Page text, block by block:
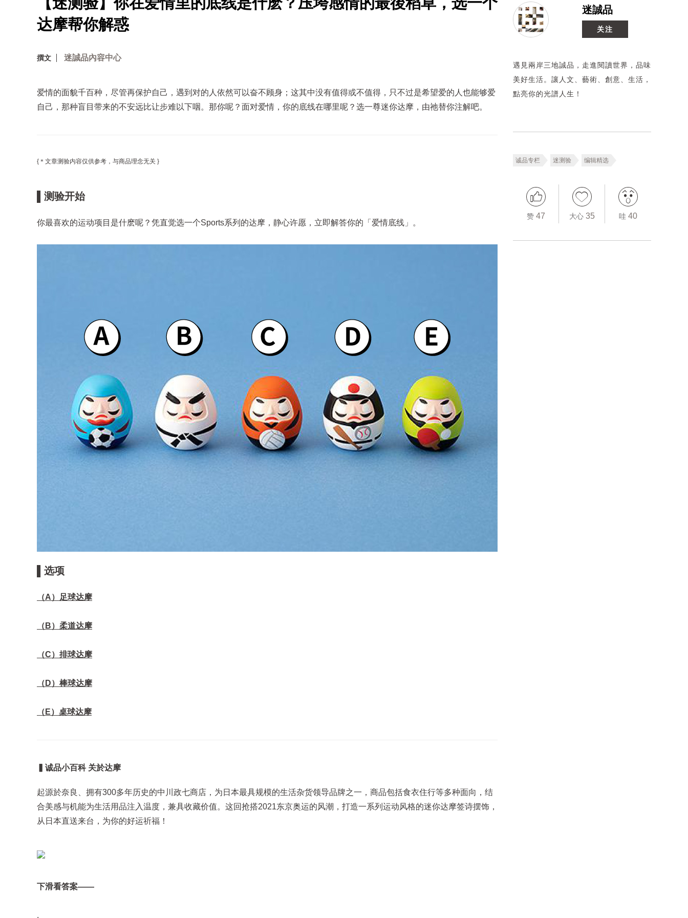
达摩帮你解惑
撰文 迷誠品內容中心
爱情的面貌千百种，尽管再保护自己，遇到对的人依然可以奋不顾身；这其中没有值得或不值得，只不过是希望爱的人也能够爱
自己，那种盲目带来的不安远比让步难以下咽。那你呢？面对爱情，你的底线在哪里呢？选一尊迷你达摩，由祂替你注解吧。
{＊文章测验内容仅供参考，与商品理念无关 }
▌测验开始
你最喜欢的运动项目是什麽呢？凭直觉选一个Sports系列的达摩，静心许愿，立即解答你的「爱情底线」。
▌选项
（A）足球达摩
（B）柔道达摩
（C）排球达摩
（D）棒球达摩
（E）桌球达摩
▍诚品小百科 关於达摩
起源於奈良、拥有300多年历史的中川政七商店，为日本最具规模的生活杂货领导品牌之一，商品包括食衣住行等多种面向，结
合美感与机能为生活用品注入温度，兼具收藏价值。这回抢搭2021东京奥运的风潮，打造一系列运动风格的迷你达摩签诗摆饰，
从日本直送来台，为你的好运祈福！
下滑看答案——
.
迷誠品
关注
遇見兩岸三地誠品，走進閱讀世界，品味
美好生活。讓人文、藝術、創意、生活，
點亮你的光譜人生！
诚品专栏 迷测验 编辑精选
赞 47 大心 35 哇 40